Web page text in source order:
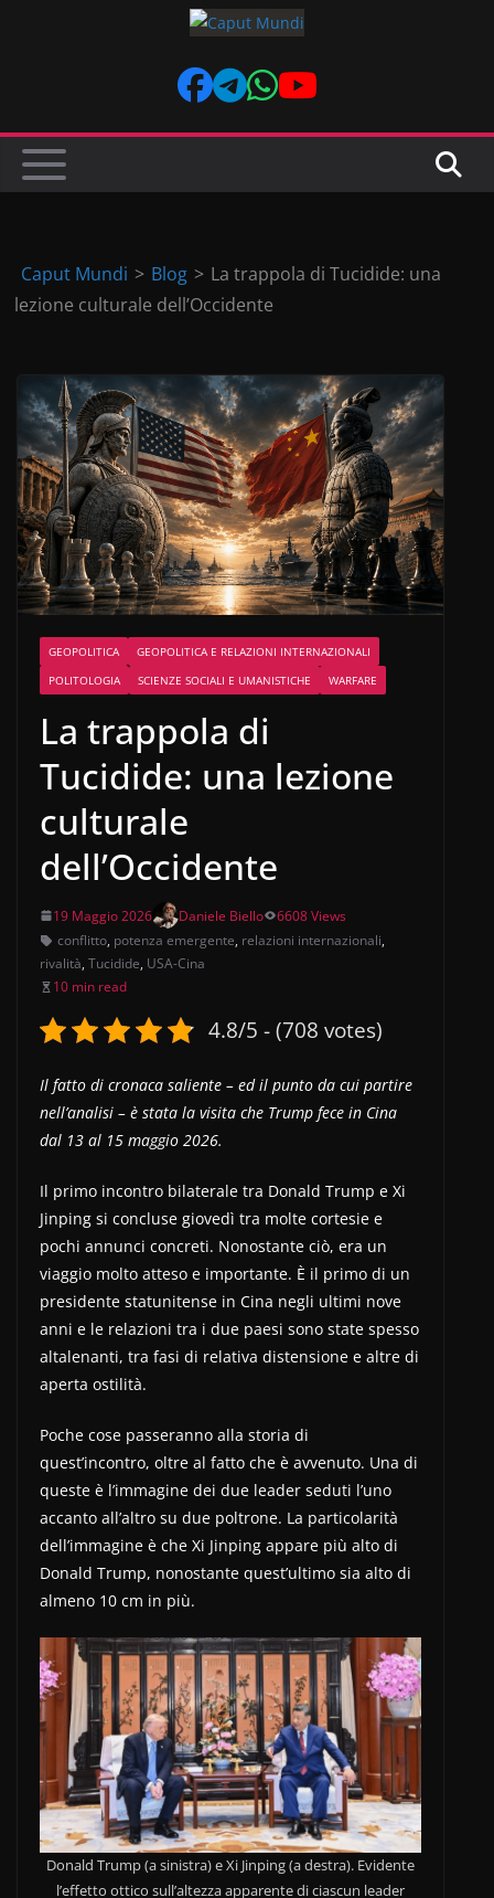
Caput Mundi > Blog > La trappola di Tucidide: una
lezione culturale dell’Occidente
GEOPOLITICA
GEOPOLITICA E RELAZIONI INTERNAZIONALI
POLITOLOGIA
SCIENZE SOCIALI E UMANISTICHE WARFARE
La trappola di
Tucidide: una lezione
culturale
dell’Occidente
19 Maggio 2026 Daniele Biello
6608 Views
conflitto, potenza emergente, relazioni internazionali,
rivalità, Tucidide, USA-Cina
10 min read
4.8/5 - (708 votes)
Il fatto di cronaca saliente – ed il punto da cui partire
nell’analisi – è stata la visita che Trump fece in Cina
dal 13 al 15 maggio 2026.
Il primo incontro bilaterale tra Donald Trump e Xi
Jinping si concluse giovedì tra molte cortesie e
pochi annunci concreti. Nonostante ciò, era un
viaggio molto atteso e importante. È il primo di un
presidente statunitense in Cina negli ultimi nove
anni e le relazioni tra i due paesi sono state spesso
altalenanti, tra fasi di relativa distensione e altre di
aperta ostilità.
Poche cose passeranno alla storia di
quest’incontro, oltre al fatto che è avvenuto. Una di
queste è l’immagine dei due leader seduti l’uno
accanto all’altro su due poltrone. La particolarità
dell’immagine è che Xi Jinping appare più alto di
Donald Trump, nonostante quest’ultimo sia alto di
almeno 10 cm in più.
Donald Trump (a sinistra) e Xi Jinping (a destra). Evidente
l’effetto ottico sull’altezza apparente di ciascun leader